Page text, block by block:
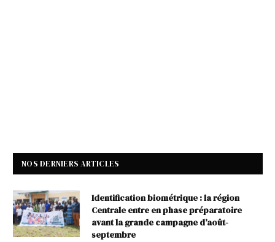
NOS DERNIERS ARTICLES
Identification biométrique : la région
Centrale entre en phase préparatoire
avant la grande campagne d’août-
septembre